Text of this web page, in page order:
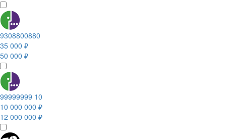
9308800880
35 000 ₽
50 000 ₽
99999999 10
10 000 000 ₽
12 000 000 ₽